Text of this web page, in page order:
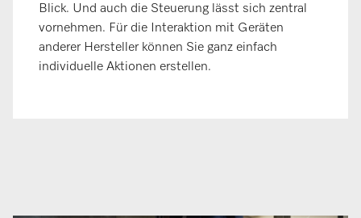
Blick. Und auch die Steuerung lässt sich zentral
vornehmen. Für die Interaktion mit Geräten
anderer Hersteller können Sie ganz einfach
individuelle Aktionen erstellen.